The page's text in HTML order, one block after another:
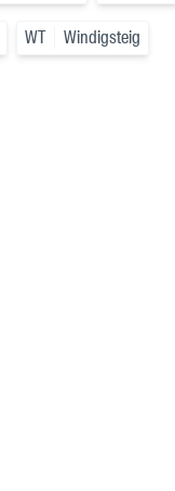
WT Windigsteig